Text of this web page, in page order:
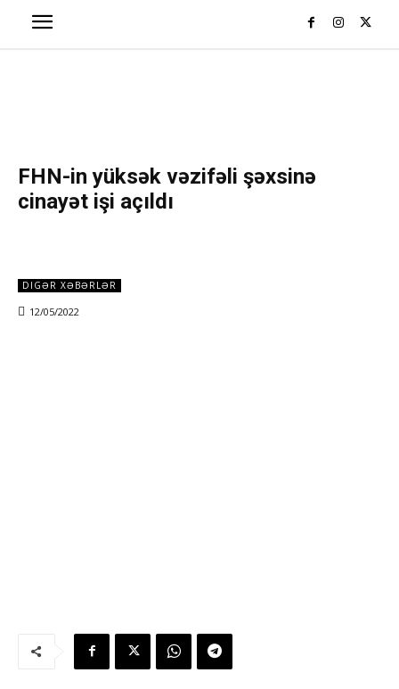
FHN-in yüksək vəzifəli şəxsinə
cinayət işi açıldı
DIGƏR XƏBƏRLƏR
12/05/2022